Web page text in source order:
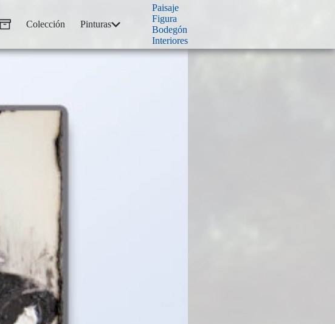
Colección Pinturas
Paisaje
Figura
Bodegón
Interiores